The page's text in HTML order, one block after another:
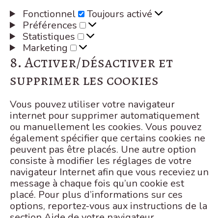
Fonctionnel
Fonctionnel
Toujours activé
Préférences
Préférences
Statistiques
Statistiques
Marketing
Marketing
8. Activer/désactiver et
supprimer les cookies
Vous pouvez utiliser votre navigateur
internet pour supprimer automatiquement
ou manuellement les cookies. Vous pouvez
également spécifier que certains cookies ne
peuvent pas être placés. Une autre option
consiste à modifier les réglages de votre
navigateur Internet afin que vous receviez un
message à chaque fois qu’un cookie est
placé. Pour plus d’informations sur ces
options, reportez-vous aux instructions de la